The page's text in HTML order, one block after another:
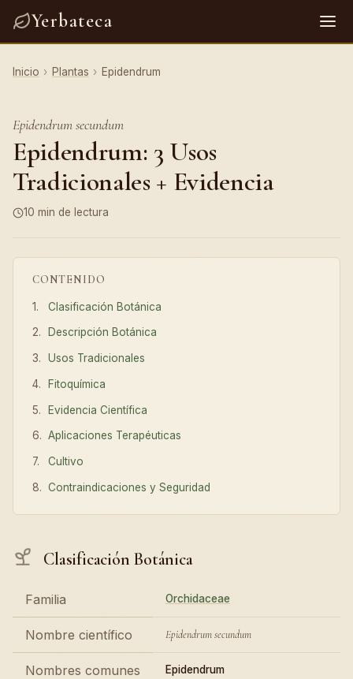
Yerbateca
Inicio › Plantas › Epidendrum
Epidendrum secundum
Epidendrum: 3 Usos
Tradicionales + Evidencia
10 min de lectura
CONTENIDO
Clasificación Botánica
Descripción Botánica
Usos Tradicionales
Fitoquímica
Evidencia Científica
Aplicaciones Terapéuticas
Cultivo
Contraindicaciones y Seguridad
Clasificación Botánica
Familia Orchidaceae
Nombre científico Epidendrum secundum
Nombres comunes Epidendrum